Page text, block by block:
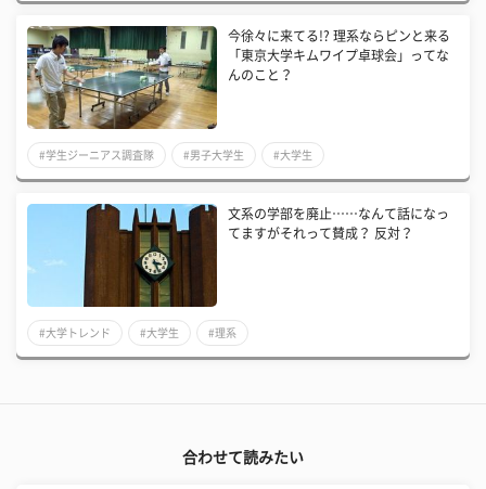
今徐々に来てる!? 理系ならピンと来る
「東京大学キムワイプ卓球会」ってな
んのこと？
#学生ジーニアス調査隊 #男子大学生 #大学生
文系の学部を廃止……なんて話になっ
てますがそれって賛成？ 反対？
#大学トレンド #大学生 #理系
合わせて読みたい